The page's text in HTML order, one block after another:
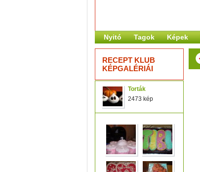
Nyitó Tagok Képek
RECEPT KLUB
KÉPGALÉRIÁI
Torták
2473 kép